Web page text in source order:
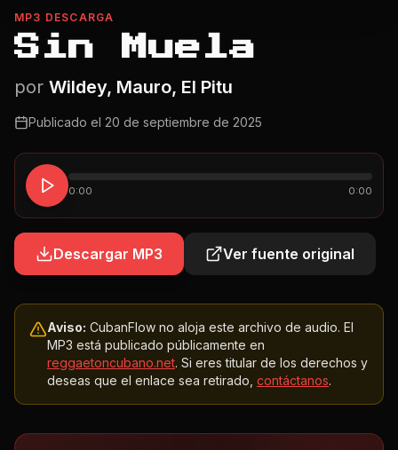
MP3 DESCARGA
Sin Muela
por Wildey, Mauro, El Pitu
Publicado el 20 de septiembre de 2025
0:00 0:00
Descargar MP3 Ver fuente original
Aviso: CubanFlow no aloja este archivo de audio. El
MP3 está publicado públicamente en
reggaetoncubano.net. Si eres titular de los derechos y
deseas que el enlace sea retirado, contáctanos.